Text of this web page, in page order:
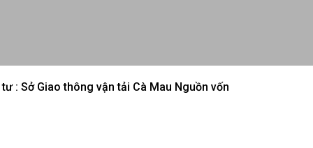
: Sở Giao thông vận tải Cà Mau Nguồn vốn